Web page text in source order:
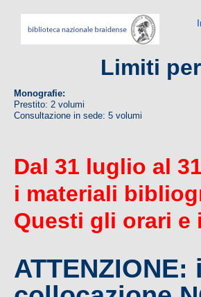
Limiti
Monografie:
Prestito: 2 volumi
Consultazione in sede: 5 volumi
Dal 31 luglio al
i materiali
Questi gli orari e